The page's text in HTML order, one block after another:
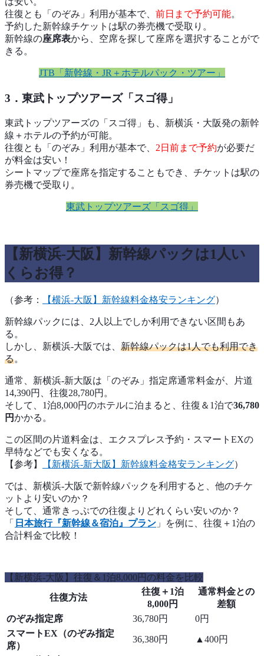
往復とも「のぞみ」利用が基本で、 前日まで予約可能。
予約した新幹線チケットは駅の券売機で受取り。
新幹線の座席表から、空席を探して座席を選択することがで
きる。
JTB「新幹線・JR＋ホテルパック・ツアー」
3．東武トップツアーズ「スゴ得」
東武トップツアーズの「スゴ得」も、新横浜・大阪発の新幹
線＋ホテルの予約が可能。
往復とも「のぞみ」利用が基本で、 2日前まで予約が必要だ
が料金は安い！
シートマップで座席を指定することもでき、チケットは駅の
券売機で受取り。
東武トップツアーズ「スゴ得」
【新横浜-大阪】新幹線パックは1人い
くらお得？
（参考： 【横浜-大阪】新幹線料金格安ランキング）
新幹線パックには、2人以上でしか利用できない区間もあ
る。
しかし、新横浜-大阪では、 新幹線パックは1人でも利用でき
る。
通常、新横浜-新大阪は「のぞみ」指定席通常料金が、片道
14,390円、往復28,780円。
そして、1泊8,000円のホテルに泊まると、往復＆1泊で36,780
円かかる。
この区間の片道料金は、エクスプレス予約・スマートEXの
早特などでも安くなる。
【参考】
【新横浜-新大阪】新幹線料金格安ランキング）
では、新横浜-大阪で新幹線パックを利用すると、他のチケ
ットより安いのか？
そして、通常きっぷでの往復よりどれくらい安いのか？
「
日本旅行『新幹線＆宿泊』プラン 」を例に、往復＋1泊の
合計料金で比較！
【新横浜-大阪】往復＆1泊8,000円の料金を比較
往復方法
往復＋1泊
8,000円
通常料金との
差額
のぞみ指定席
36,780円
0円
スマートEX（のぞみ指定
席）
36,380円 ▲400円